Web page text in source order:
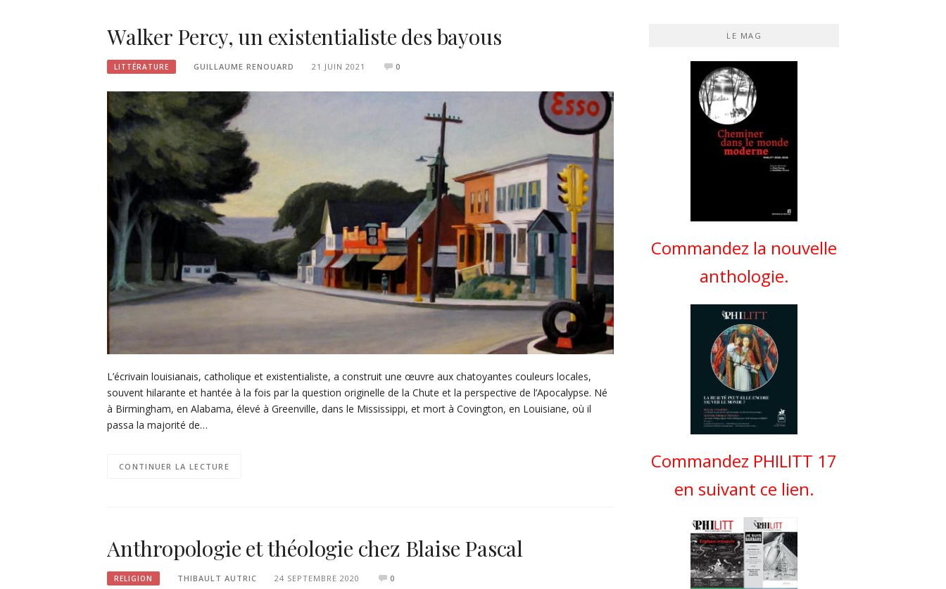
Walker Percy, un existentialiste des bayous
LITTÉRATURE GUILLAUME RENOUARD 21 JUIN 2021 0
L’écrivain louisianais, catholique et existentialiste, a construit une œuvre aux chatoyantes couleurs locales,
souvent hilarante et hantée à la fois par la question originelle de la Chute et la perspective de l’Apocalypse. Né
à Birmingham, en Alabama, élevé à Greenville, dans le Mississippi, et mort à Covington, en Louisiane, où il
passa la majorité de…
CONTINUER LA LECTURE
Anthropologie et théologie chez Blaise Pascal
RELIGION THIBAULT AUTRIC 24 SEPTEMBRE 2020 0
LE MAG
Commandez la nouvelle
anthologie.
Commandez PHILITT 17
en suivant ce lien.